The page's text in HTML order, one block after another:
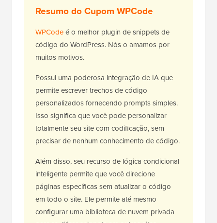
Resumo do Cupom WPCode
WPCodeé o melhor plugin de snippets de
código do WordPress. Nós o amamos por
muitos motivos.
Possui uma poderosa integração de IA que
permite escrever trechos de código
personalizados fornecendo prompts simples.
Isso significa que você pode personalizar
totalmente seu site com codificação, sem
precisar de nenhum conhecimento de código.
Além disso, seu recurso de lógica condicional
inteligente permite que você direcione
páginas específicas sem atualizar o código
em todo o site. Ele permite até mesmo
configurar uma biblioteca de nuvem privada